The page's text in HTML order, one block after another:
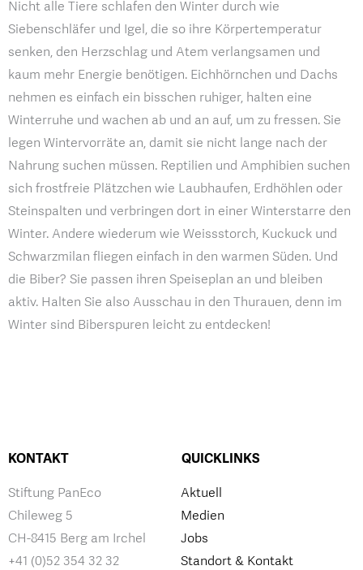
Nicht alle Tiere schlafen den Winter durch wie
Siebenschläfer und Igel, die so ihre Körpertemperatur
senken, den Herzschlag und Atem verlangsamen und
kaum mehr Energie benötigen. Eichhörnchen und Dachs
nehmen es einfach ein bisschen ruhiger, halten eine
Winterruhe und wachen ab und an auf, um zu fressen. Sie
legen Wintervorräte an, damit sie nicht lange nach der
Nahrung suchen müssen. Reptilien und Amphibien suchen
sich frostfreie Plätzchen wie Laubhaufen, Erdhöhlen oder
Steinspalten und verbringen dort in einer Winterstarre den
Winter. Andere wiederum wie Weissstorch, Kuckuck und
Schwarzmilan fliegen einfach in den warmen Süden. Und
die Biber? Sie passen ihren Speiseplan an und bleiben
aktiv. Halten Sie also Ausschau in den Thurauen, denn im
Winter sind Biberspuren leicht zu entdecken!
KONTAKT
Stiftung PanEco
Chileweg 5
CH-8415 Berg am Irchel
+41 (0)52 354 32 32
QUICKLINKS
Aktuell
Medien
Jobs
Standort & Kontakt